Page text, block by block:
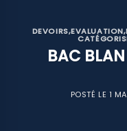
DEVOIRS,EVALUATION,
BAC
POSTÉ LE 1